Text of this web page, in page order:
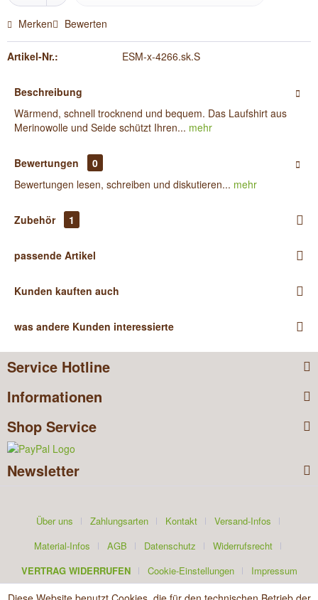
Merken Bewerten
Artikel-Nr.: ESM-x-4266.sk.S
Beschreibung
Wärmend, schnell trocknend und bequem. Das Laufshirt aus
Merinowolle und Seide schützt Ihren... mehr
Bewertungen
0
Bewertungen lesen, schreiben und diskutieren... mehr
Zubehör 1
passende Artikel
Kunden kauften auch
was andere Kunden interessierte
Service Hotline
Informationen
Shop Service
Newsletter
Über uns Zahlungsarten Kontakt
Versand-Infos
Material-Infos
AGB Datenschutz
Widerrufsrecht
VERTRAG WIDERRUFEN
Cookie-Einstellungen Impressum